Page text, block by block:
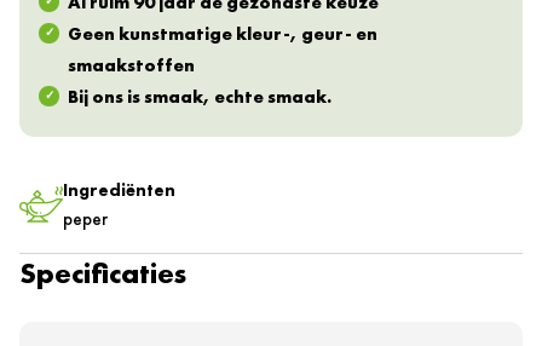
Geen kunstmatige kleur-, geur- en
smaakstoffen
Bij ons is smaak, echte smaak.
Ingrediënten
peper
Specificaties